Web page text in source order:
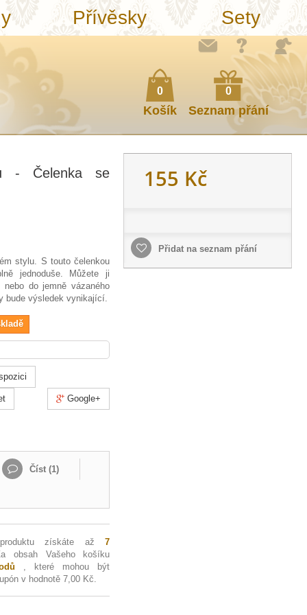
0
Košík
Přívěsky Sety
0
Seznam přání
- Čelenka se
stylu. S touto čelenkou
jednoduše. Můžete ji
do jemně vázaného
bude výsledek vynikající.
Google+
Číst (1)
produktu získáte až7
obsah Vašeho košíku
, které mohou být
v hodnotě7,00 Kč.
155 Kč
Přidat na seznam přání